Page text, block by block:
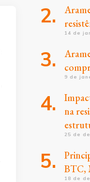
14 de
9 de
na
25 de
BTC,
18 de